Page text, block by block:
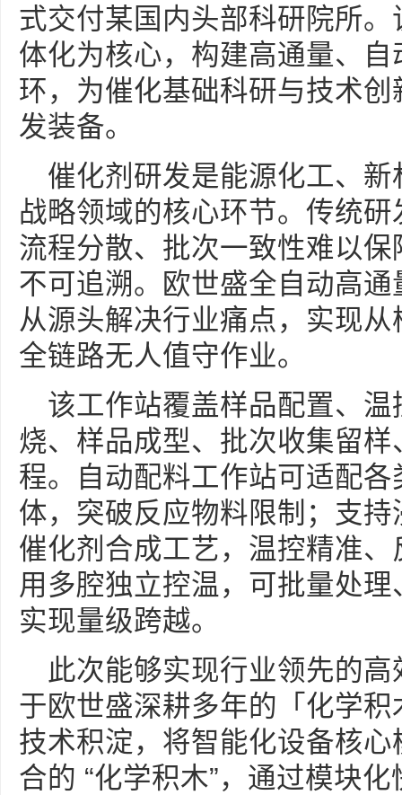
式交付某国内头部科研院所
体化为核心，构建高通量、
环，为催化基础科研与技术
发装备。
催化剂研发是能源化工、
战略领域的核心环节。传统
流程分散、批次一致性难以
不可追溯。欧世盛全自动高
从源头解决行业痛点，实现
全链路无人值守作业。
该工作站覆盖样品配置、
烧、样品成型、批次收集留
程。自动配料工作站可适配
体，突破反应物料限制；支
催化剂合成工艺，温控精准
用多腔独立控温，可批量处
实现量级跨越。
此次能够实现行业领先的
于欧世盛深耕多年的「化学
技术积淀，将智能化设备核
合的 “化学积木”，通过模块